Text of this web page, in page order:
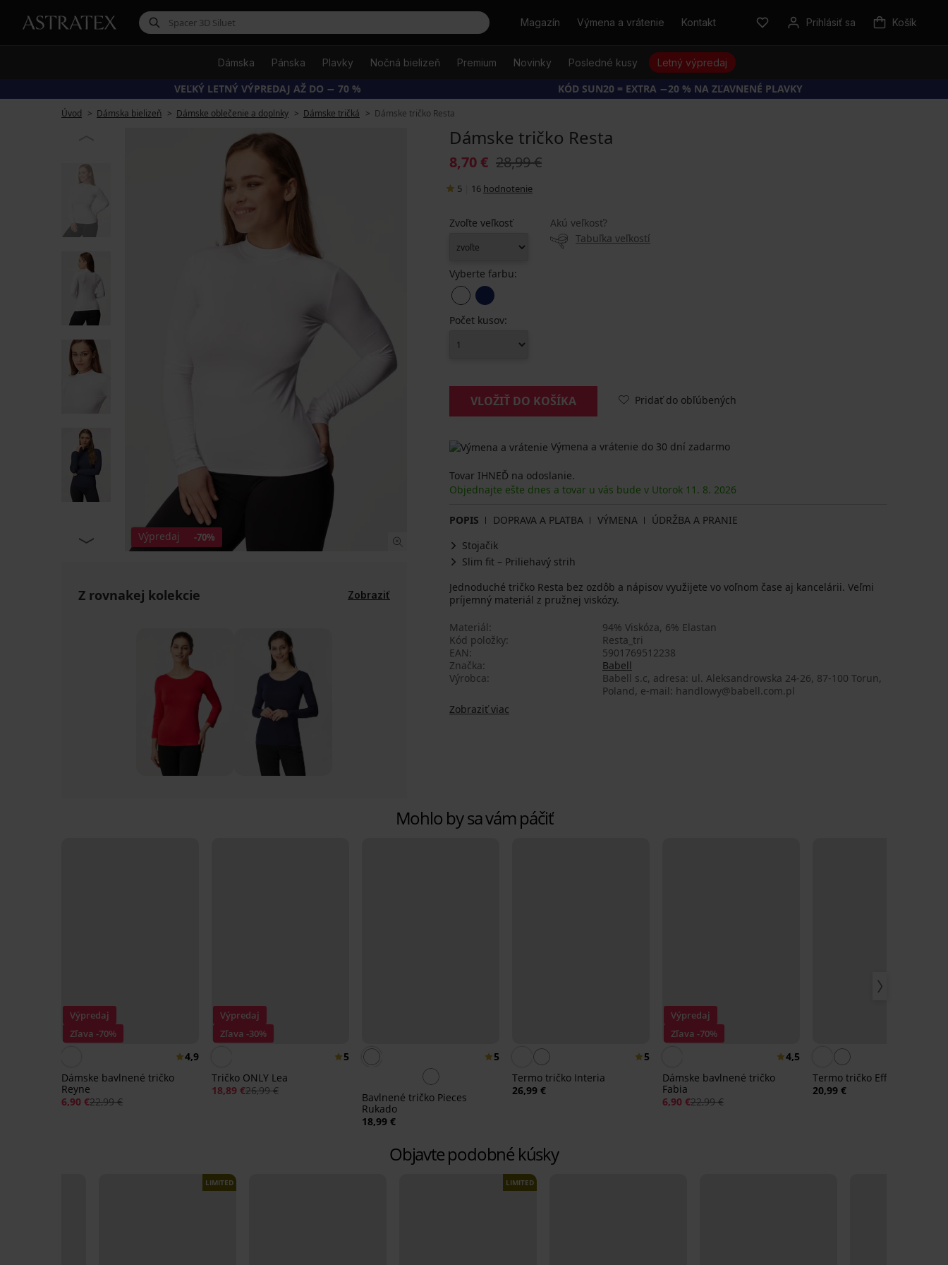
HľadaťMagazín Výmena a vrátenie Kontakt Prihlásiť sa Košík
Dámska Pánska Plavky Nočná bielizeň Premium Novinky Posledné kusy Letný výpredaj
VEĽKÝ LETNÝ VÝPREDAJ AŽ DO − 70 % KÓD SUN20 = EXTRA −20 % NA ZĽAVNENÉ PLAVKY
Úvod Dámska bielizeň Dámske oblečenie a doplnky Dámske tričká Dámske tričko Resta
Výpredaj -70%
Z rovnakej kolekcie Zobraziť
Dámske tričko Resta
8,70 € 28,99 €
5 16 hodnotenie
Zvoľte veľkosť
Akú veľkosť?
Tabuľka veľkostí
Vyberte farbu:
Počet kusov:
VLOŽIŤ DO KOŠÍKA Pridať do obľúbených
Výmena a vrátenie do 30 dní zadarmo
Tovar IHNEĎ na odoslanie.
Objednajte ešte dnes a tovar u vás bude v Utorok 11. 8. 2026
POPIS DOPRAVA A PLATBA VÝMENA
ÚDRŽBA A PRANIE
Stojačik
Slim fit – Priliehavý strih
Jednoduché tričko Resta bez ozdôb a nápisov využijete vo voľnom čase aj kancelárii. Veľmi
príjemný materiál z pružnej viskózy.
Materiál
94% Viskóza, 6% Elastan
Kód položky
Resta_tri
EAN
5901769512238
Značka
Babell
Výrobca
Babell s.c, adresa: ul. Aleksandrowska 24-26, 87-100 Torun,
Poland, e-mail: handlowy@babell.com.pl
Zobraziť viac
Mohlo by sa vám páčiť
Výpredaj
Zľava -70%
4,9
Dámske bavlnené tričko
Reyne
6,90 €22,99 €
Výpredaj
Zľava -30%
5
Tričko ONLY Lea
18,89 €26,99 €
5
Bavlnené tričko Pieces
Rukado
18,99 €
5
Termo tričko Interia
26,99 €
Výpredaj
Zľava -70%
4,5
Dámske bavlnené tričko
Fabia
6,90 €22,99 €
Termo tričko Effecto
20,99 €
Objavte podobné kúsky
LIMITED LIMITED